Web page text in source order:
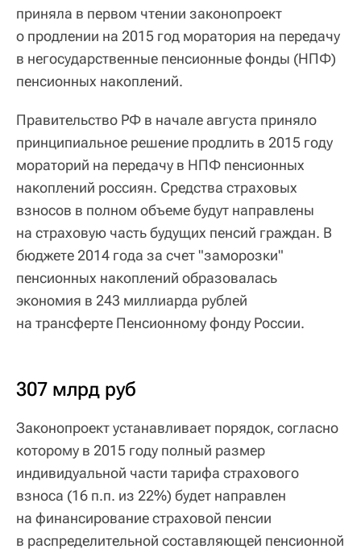
приняла в первом чтении законопроект
о продлении на 2015 год моратория на передачу
в негосударственные пенсионные фонды (НПФ)
пенсионных накоплений.
Правительство РФ в начале августа приняло
принципиальное решение продлить в 2015 году
мораторий на передачу в НПФ пенсионных
накоплений россиян. Средства страховых
взносов в полном объеме будут направлены
на страховую часть будущих пенсий граждан. В
бюджете 2014 года за счет "заморозки"
пенсионных накоплений образовалась
экономия в 243 миллиарда рублей
на трансферте Пенсионному фонду России.
307 млрд руб
Законопроект устанавливает порядок, согласно
которому в 2015 году полный размер
индивидуальной части тарифа страхового
взноса (16 п.п. из 22%) будет направлен
на финансирование страховой пенсии
в распределительной составляющей пенсионной